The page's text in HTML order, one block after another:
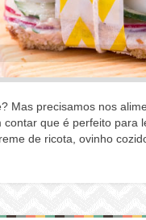
Mas precisamos nos
que é perfeito
de ricota, ovinho